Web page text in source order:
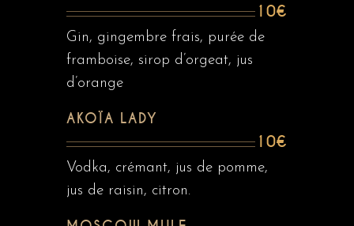
10€
Gin, gingembre frais, purée de
framboise, sirop d’orgeat, jus
d’orange
AKOÏA LADY
10€
Vodka, crémant, jus de pomme,
jus de raisin, citron.